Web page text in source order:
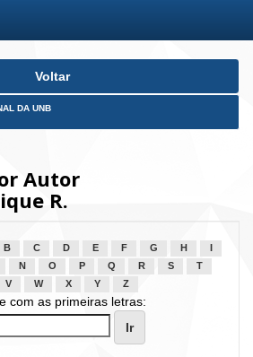
Voltar
DA UNB
Autor
R.
B C D E F G H
N O P Q R S
T
V W X Y Z
com as primeiras letras: